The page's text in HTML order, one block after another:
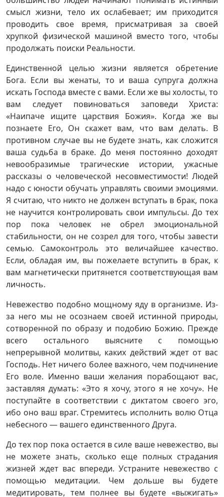
смысл жизни, тело их ослабевает; им приходится
проводить свое время, присматривая за своей
хрупкой физической машиной вместо того, чтобы
продолжать поиски Реальности.
Единственной целью жизни является обретение
Бога. Если вы женаты, то и ваша супруга должна
искать Господа вместе с вами. Если же вы холосты, то
вам следует повиноваться заповеди Христа:
«Наипаче ищите царствия Божия». Когда же вы
познаете Его, Он скажет вам, что вам делать. В
противном случае вы не будете знать, как сложится
ваша судьба в браке. До меня постоянно доходят
невообразимые трагические истории, ужасные
рассказы о человеческой несовместимости! Людей
надо с юности обучать управлять своими эмоциями.
Я считаю, что никто не должен вступать в брак, пока
не научится контролировать свои импульсы. До тех
пор пока человек не обрел эмоциональной
стабильности, он не созрел для того, чтобы завести
семью. Самоконтроль это величайшее качество.
Если, обладая им, вы пожелаете вступить в брак, к
вам магнетически притянется соответствующая вам
личность.
Невежество подобно мощному яду в организме. Из-
за него мы не осознаем своей истинной природы,
сотворенной по образу и подобию Божию. Прежде
всего остального выясните с помощью
непрерывной молитвы, каких действий ждет от вас
Господь. Нет ничего более важного, чем подчинение
Его воле. Именно ваши желания порабощают вас,
заставляя думать: «Это я хочу, этого я не хочу». Не
поступайте в соответствии с диктатом своего эго,
ибо оно ваш враг. Стремитесь исполнить волю Отца
небесного — вашего единственного Друга.
До тех пор пока остается в силе ваше невежество, вы
не можете знать, сколько еще полных страдания
жизней ждет вас впереди. Устраните невежество с
помощью медитации. Чем дольше вы будете
медитировать, тем полнее вы будете «выжигать»